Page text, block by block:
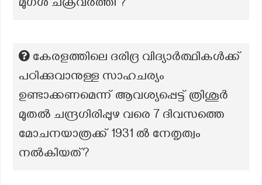
മുഗൾ ചക്രവർത്തി ?
കേരളത്തിലെ ദരിദ്ര വിദ്യാർത്ഥികൾക്ക്
പഠിക്കുവാനുള്ള സാഹചര്യം
ഉണ്ടാക്കണമെന്ന് ആവശ്യപ്പെട്ട് ത്രിശൂർ
മുതൽ ചന്ദ്രഗിരിപ്പുഴ വരെ 7 ദിവസത്തെ
മോചനയാത്രക്ക് 1931 ൽ നേതൃത്വം
നൽകിയത്?